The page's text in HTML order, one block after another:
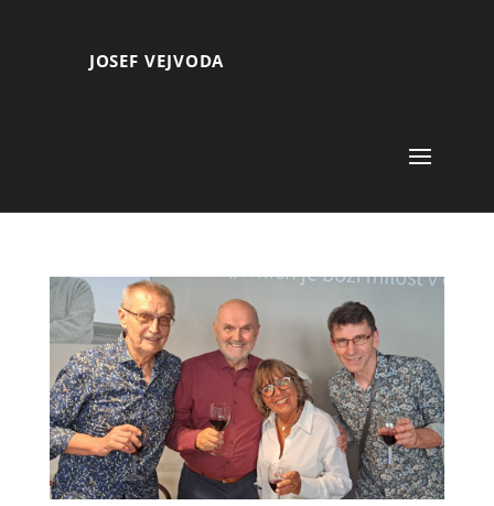
JOSEF VEJVODA